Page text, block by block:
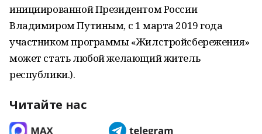
инициированной Президентом России
Владимиром Путиным, с 1 марта 2019 года
участником программы «Жилстройсбережения»
может стать любой желающий житель
республики.).
Читайте нас